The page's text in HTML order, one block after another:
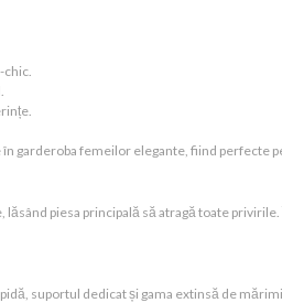
chic.
garderoba femeilor elegante, fiind perfecte
piesa principală să atragă toate
suportul dedicat și gama extinsă de